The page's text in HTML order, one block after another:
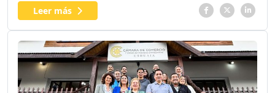
Leer más